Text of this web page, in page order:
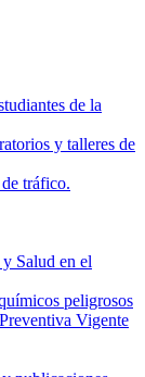
de la
y talleres de
tráfico.
Salud en el
peligrosos
Vigente